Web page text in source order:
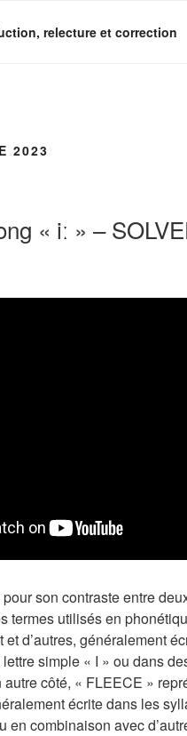
relecture et correction
2023
« iː » –
pour son contraste entre
termes utilisés en
d’autres, généralement
simple « I » ou dans
autre côté, « FLEECE »
écrite dans les
en combinaison avec